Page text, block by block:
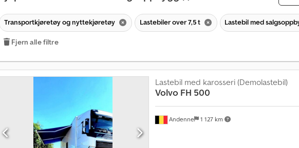
Transportkjøretøy og nyttekjøretøy Lastebiler over 7,5 t Lastebil med
Fjern alle filtre
Andenne 1 127 km
Lastebil med karosseri (Demolastebil)
Volvo FH 500